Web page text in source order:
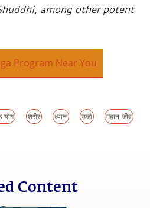
among other potent
Program Near You
योग शरीर ध्यान उर्जा महान जीव
Content